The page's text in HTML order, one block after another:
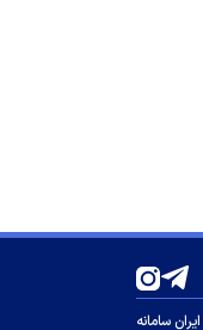
ایران سامانه